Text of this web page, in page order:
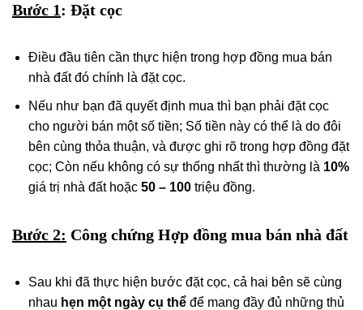
Bước 1: Đặt cọc
Điều đầu tiên cần thực hiện trong hợp đồng mua bán
nhà đất đó chính là đặt cọc.
Nếu như bạn đã quyết định mua thì bạn phải đặt cọc
cho người bán một số tiền; Số tiền này có thể là do đôi
bên cùng thỏa thuận, và được ghi rõ trong hợp đồng đặt
cọc; Còn nếu không có sự thống nhất thì thường là 10%
giá trị nhà đất hoặc 50 – 100 triệu đồng.
Bước 2: Công chứng Hợp đồng mua bán nhà đất
Sau khi đã thực hiện bước đặt cọc, cả hai bên sẽ cùng
nhau hẹn một ngày cụ thể để mang đầy đủ những thủ